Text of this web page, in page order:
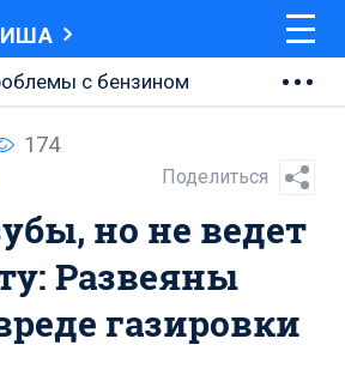
с бензином
площади
шоссе
174
Поделиться
но не ведет
Развеяны
газировки